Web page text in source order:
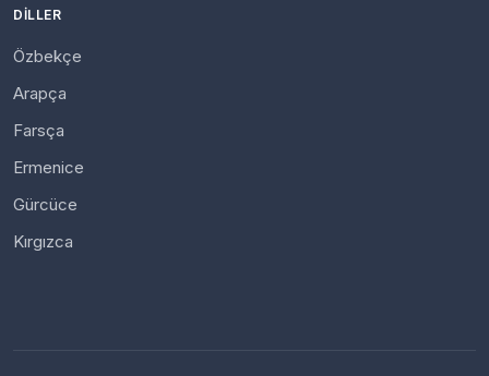
DILLER
Özbekçe
Arapça
Farsça
Ermenice
Gürcüce
Kırgızca